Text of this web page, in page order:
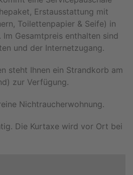
Erstausstattung mit
Toilettenpapier & Seife) in
Im Gesamtpreis enthalten sind
und der Internetzugang.
steht Ihnen ein Strandkorb am
zur Verfügung.
Nichtraucherwohnung.
Die Kurtaxe wird vor Ort bei